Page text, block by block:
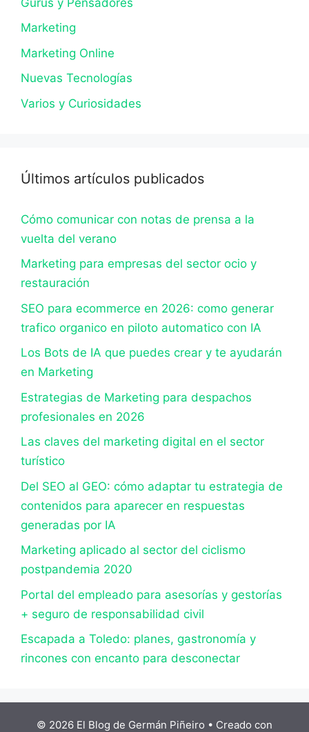
Marketing
Marketing Online
Nuevas Tecnologías
Varios y Curiosidades
Últimos artículos publicados
Cómo comunicar con notas de prensa a la
vuelta del verano
Marketing para empresas del sector ocio y
restauración
SEO para ecommerce en 2026: como generar
trafico organico en piloto automatico con IA
Los Bots de IA que puedes crear y te ayudarán
en Marketing
Estrategias de Marketing para despachos
profesionales en 2026
Las claves del marketing digital en el sector
turístico
Del SEO al GEO: cómo adaptar tu estrategia de
contenidos para aparecer en respuestas
generadas por IA
Marketing aplicado al sector del ciclismo
postpandemia 2020
Portal del empleado para asesorías y gestorías
+ seguro de responsabilidad civil
Escapada a Toledo: planes, gastronomía y
rincones con encanto para desconectar
© 2026 El Blog de Germán Piñeiro • Creado con